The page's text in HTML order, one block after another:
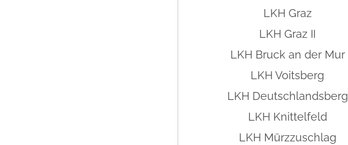
LKH Graz
LKH Graz II
LKH Bruck an der Mur
LKH Voitsberg
LKH Deutschlandsberg
LKH Knittelfeld
LKH Mürzzuschlag